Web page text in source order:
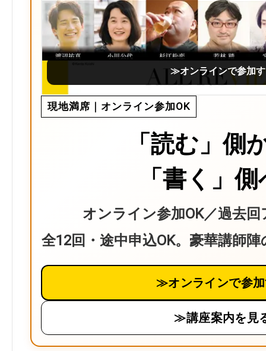
≫オンラインで参加
現地満席｜オンライン参加OK
「読む」側
「書く」
オンライン参加OK／過去
全12回・途中申込OK。豪華講師
≫オンラインで参
≫講座案内を見